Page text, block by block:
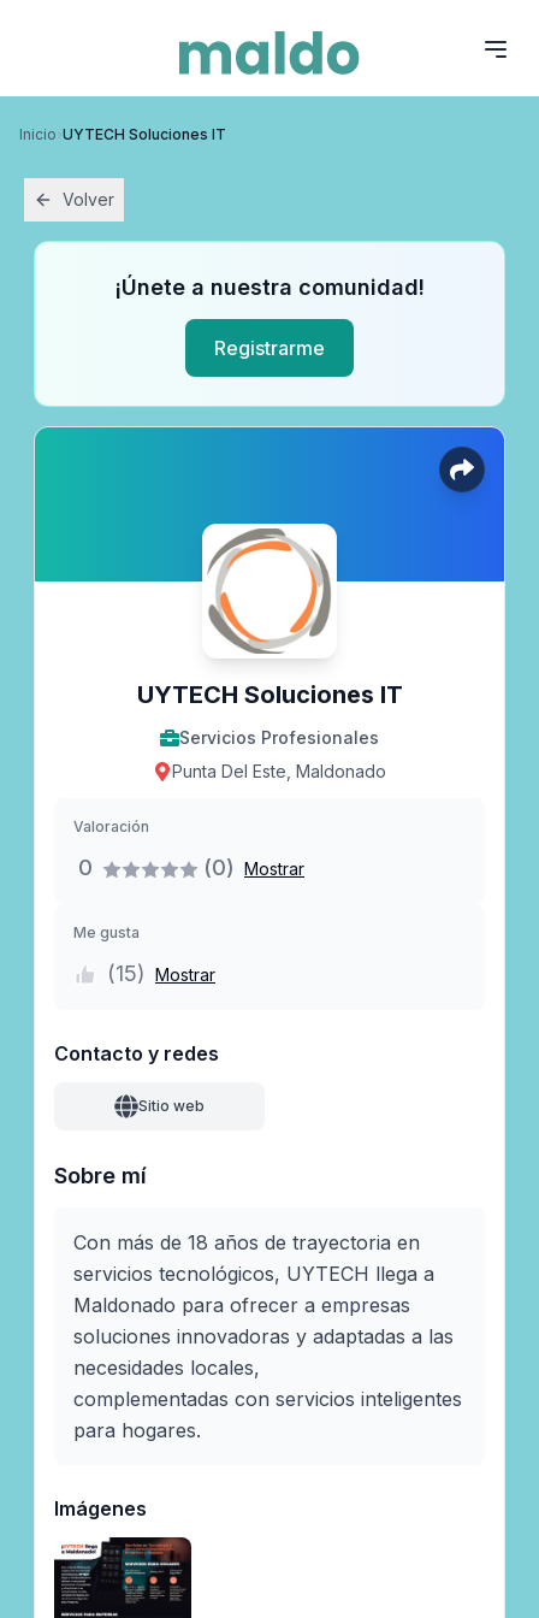
Inicio›UYTECH Soluciones IT
Volver
¡Únete a nuestra comunidad!
Registrarme
UYTECH Soluciones IT
Servicios Profesionales
Punta Del Este, Maldonado
Valoración
0 (0) Mostrar
Me gusta
(15) Mostrar
Contacto y redes
Sitio web
Sobre mí
Con más de 18 años de trayectoria en
servicios tecnológicos, UYTECH llega a
Maldonado para ofrecer a empresas
soluciones innovadoras y adaptadas a las
necesidades locales,
complementadas con servicios inteligentes
para hogares.
Imágenes